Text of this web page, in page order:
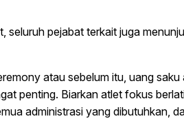
seluruh pejabat terkait juga
atau sebelum itu, uang
penting. Biarkan atlet fokus
administrasi yang dibutuhkan,